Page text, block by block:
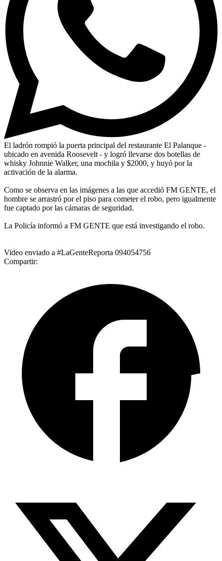
El ladrón rompió la puerta principal del restaurante El Palanque -
ubicado en avenida Roosevelt - y logró llevarse dos botellas de
whisky Johnnie Walker, una mochila y $2000, y huyó por la
activación de la alarma.
Como se observa en las imágenes a las que accedió FM GENTE, el
hombre se arrastró por el piso para cometer el robo, pero igualmente
fue captado por las cámaras de seguridad.
La Policía informó a FM GENTE que está investigando el robo.
Video enviado a #LaGenteReporta 094054756
Compartir: